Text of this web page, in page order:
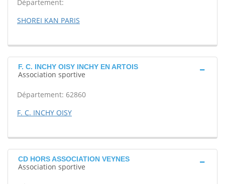
Département:
SHOREI KAN PARIS
F. C. INCHY OISY INCHY EN ARTOIS
Association sportive
Département: 62860
F. C. INCHY OISY
CD HORS ASSOCIATION VEYNES
Association sportive